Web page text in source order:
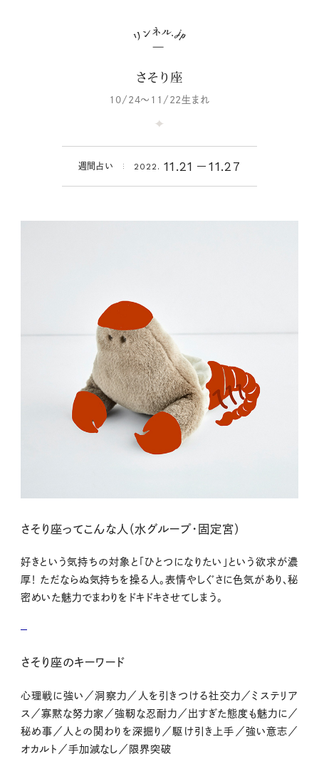
さそり座
10/24～11/22生まれ
週間占い 2022. 11.21 11.27
さそり座ってこんな人（水グループ・固定宮）
好きという気持ちの対象と「ひとつになりたい」という欲求が濃
厚！ ただならぬ気持ちを操る人。表情やしぐさに色気があり、秘
密めいた魅力でまわりをドキドキさせてしまう。
さそり座のキーワード
心理戦に強い／洞察力／人を引きつける社交力／ミステリア
ス／寡黙な努力家／強靭な忍耐力／出すぎた態度も魅力に／
秘め事／人との関わりを深掘り／駆け引き上手／強い意志／
オカルト／手加減なし／限界突破